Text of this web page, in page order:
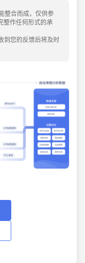
整合而成，仅供参
整作任何形式的承
到您的反馈后将及时